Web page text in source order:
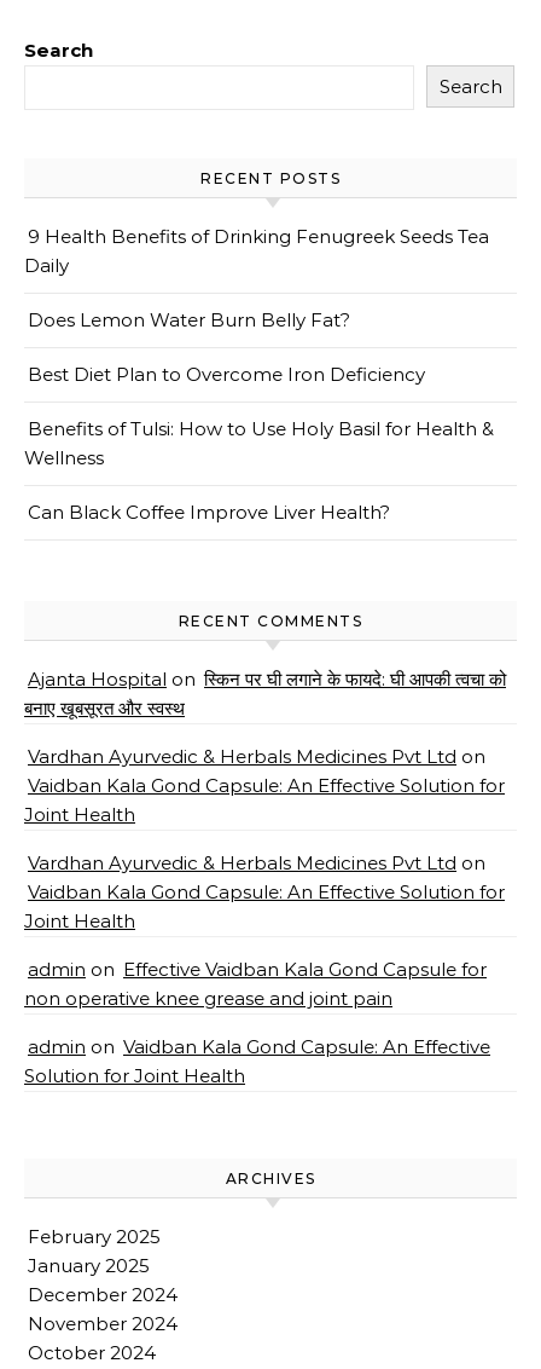
Search
Search
RECENT POSTS
9 Health Benefits of Drinking Fenugreek Seeds Tea
Daily
Does Lemon Water Burn Belly Fat?
Best Diet Plan to Overcome Iron Deficiency
Benefits of Tulsi: How to Use Holy Basil for Health &
Wellness
Can Black Coffee Improve Liver Health?
RECENT COMMENTS
Ajanta Hospital on स्किन पर घी लगाने के फायदे: घी आपकी त्वचा को
बनाए खूबसूरत और स्वस्थ
Vardhan Ayurvedic & Herbals Medicines Pvt Ltd on
Vaidban Kala Gond Capsule: An Effective Solution for
Joint Health
Vardhan Ayurvedic & Herbals Medicines Pvt Ltd on
Vaidban Kala Gond Capsule: An Effective Solution for
Joint Health
admin on Effective Vaidban Kala Gond Capsule for
non operative knee grease and joint pain
admin on Vaidban Kala Gond Capsule: An Effective
Solution for Joint Health
ARCHIVES
February 2025
January 2025
December 2024
November 2024
October 2024